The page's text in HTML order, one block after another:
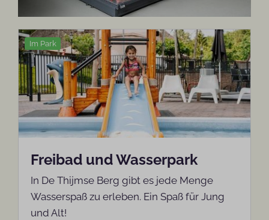
Im Park
Freibad und Wasserpark
In De Thijmse Berg gibt es jede Menge
Wasserspaß zu erleben. Ein Spaß für Jung
und Alt!